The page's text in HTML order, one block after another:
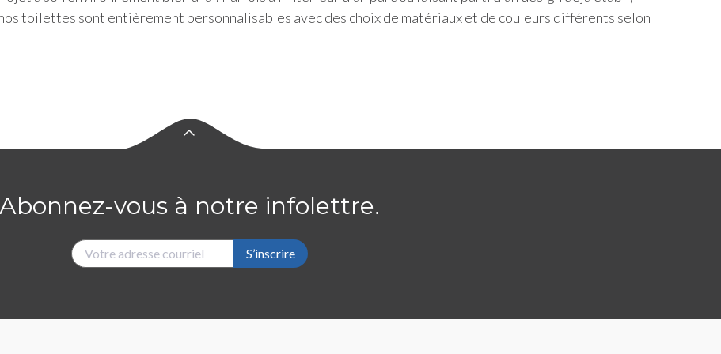
toilettes sont entièrement personnalisables avec des choix de matériaux et de couleurs différents selon
Abonnez-vous à notre infolettre.
S’inscrire